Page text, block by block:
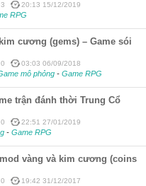
3 20:13 15/12/2019
RPG
cương (gems) – Game sói
0 03:03 06/09/2018
mô phỏng - Game RPG
trận đánh thời Trung Cổ
0 22:51 27/01/2019
- Game RPG
vàng và kim cương (coins
0 19:42 31/12/2017